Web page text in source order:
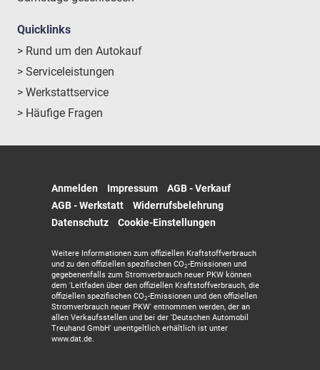
Quicklinks
> Rund um den Autokauf
> Serviceleistungen
> Werkstattservice
> Häufige Fragen
Anmelden Impressum
AGB - Verkauf
AGB - Werkstatt
Widerrufsbelehrung
Datenschutz
Cookie-Einstellungen
Weitere Informationen zum offiziellen Kraftstoffverbrauch
und zu den offiziellen spezifischen CO2-Emissionen und
gegebenenfalls zum Stromverbrauch neuer PKW können
dem 'Leitfaden über den offiziellen Kraftstoffverbrauch, die
offiziellen spezifischen CO2-Emissionen und den offiziellen
Stromverbrauch neuer PKW' entnommen werden, der an
allen Verkaufsstellen und bei der 'Deutschen Automobil
Treuhand GmbH' unentgeltlich erhältlich ist unter
www.dat.de.